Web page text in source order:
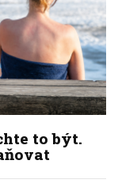
to být.